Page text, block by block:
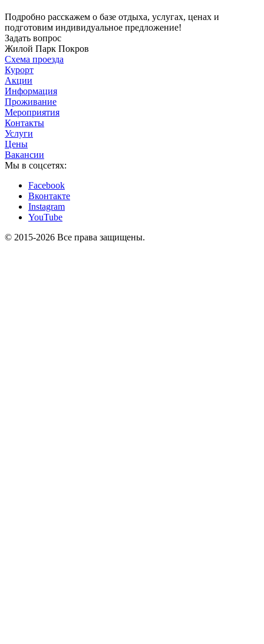
Подробно расскажем о базе отдыха, услугах, ценах и
подготовим индивидуальное предложение!
Задать вопрос
Жилой Парк Покров
Схема проезда
Курорт
Акции
Информация
Проживание
Мероприятия
Контакты
Услуги
Цены
Вакансии
Мы в соцсетях:
Facebook
Вконтакте
Instagram
YouTube
© 2015-2026 Все права защищены.